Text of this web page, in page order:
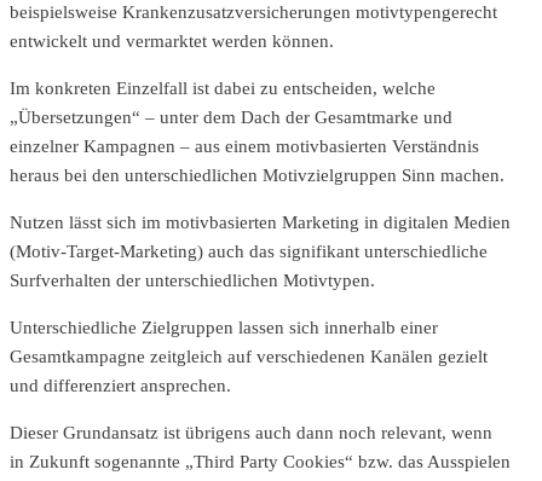
beispielsweise Krankenzusatzversicherungen motivtypengerecht
entwickelt und vermarktet werden können.
Im konkreten Einzelfall ist dabei zu entscheiden, welche
„Übersetzungen“ – unter dem Dach der Gesamtmarke und
einzelner Kampagnen – aus einem motivbasierten Verständnis
heraus bei den unterschiedlichen Motivzielgruppen Sinn machen.
Nutzen lässt sich im motivbasierten Marketing in digitalen Medien
(Motiv-Target-Marketing) auch das signifikant unterschiedliche
Surfverhalten der unterschiedlichen Motivtypen.
Unterschiedliche Zielgruppen lassen sich innerhalb einer
Gesamtkampagne zeitgleich auf verschiedenen Kanälen gezielt
und differenziert ansprechen.
Dieser Grundansatz ist übrigens auch dann noch relevant, wenn
in Zukunft sogenannte „Third Party Cookies“ bzw. das Ausspielen